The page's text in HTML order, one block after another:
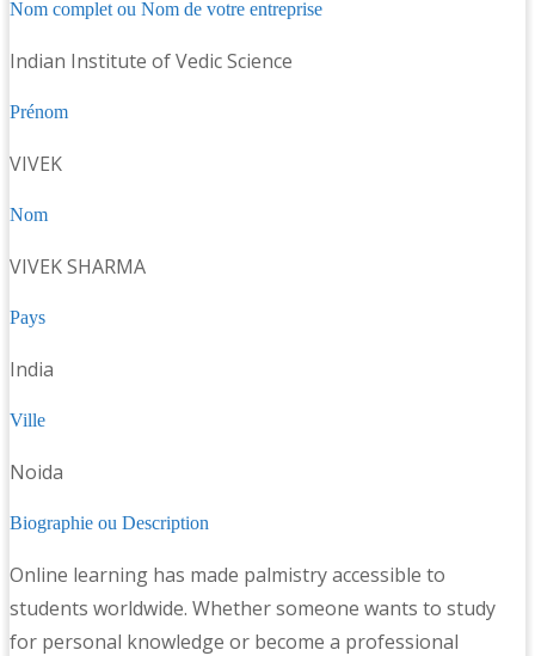
Nom complet ou Nom de votre entreprise
Indian Institute of Vedic Science
Prénom
VIVEK
Nom
VIVEK SHARMA
Pays
India
Ville
Noida
Biographie ou Description
Online learning has made palmistry accessible to
students worldwide. Whether someone wants to study
for personal knowledge or become a professional